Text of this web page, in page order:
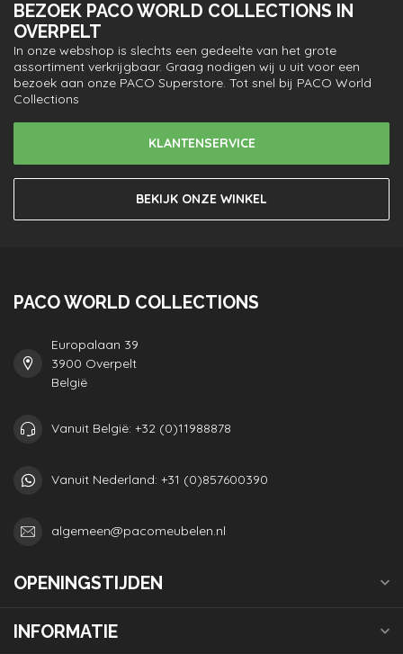
BEZOEK PACO WORLD COLLECTIONS IN
OVERPELT
In onze webshop is slechts een gedeelte van het grote
assortiment verkrijgbaar. Graag nodigen wij u uit voor een
bezoek aan onze PACO Superstore. Tot snel bij PACO World
Collections
KLANTENSERVICE
BEKIJK ONZE WINKEL
PACO WORLD COLLECTIONS
Europalaan 39
3900 Overpelt
België
Vanuit België: +32 (0)11988878
Vanuit Nederland: +31 (0)857600390
algemeen@pacomeubelen.nl
OPENINGSTIJDEN
INFORMATIE